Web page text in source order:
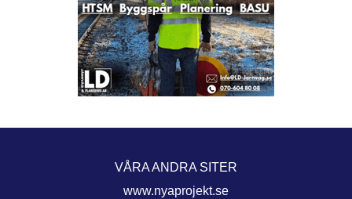
VÅRA ANDRA SITER
www.nyaprojekt.se